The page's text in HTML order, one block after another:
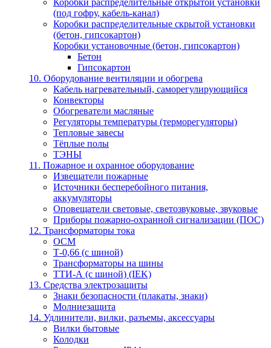
Коробки распределительные открытой установки
(под гофру, кабель-канал)
Коробки распределительные скрытой установки
(бетон, гипсокартон)
Коробки установочные (бетон, гипсокартон)
Бетон
Гипсокартон
10. Оборудование вентиляции и обогрева
Кабель нагревательный, саморегулирующийся
Конвекторы
Обогреватели масляные
Регуляторы температуры (терморегуляторы)
Тепловые завесы
Тёплые полы
ТЭНЫ
11. Пожарное и охранное оборудование
Извещатели пожарные
Источники бесперебойного питания,
аккумуляторы
Оповещатели световые, светозвуковые, звуковые
Приборы пожарно-охранной сигнализации (ПОС)
12. Трансформаторы тока
ОСМ
Т-0,66 (с шиной)
Трансформаторы на шины
ТТИ-А (с шиной) (IEK)
13. Средства электрозащиты
Знаки безопасности (плакаты, знаки)
Молниезащита
14. Удлинители, вилки, разъемы, аксессуары
Вилки бытовые
Колодки